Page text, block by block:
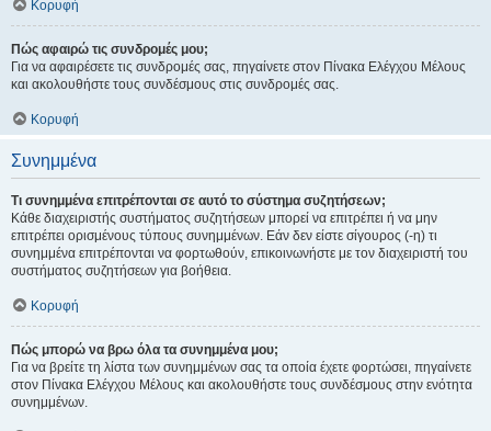
Κορυφή
Πώς αφαιρώ τις συνδρομές μου;
Για να αφαιρέσετε τις συνδρομές σας, πηγαίνετε στον Πίνακα Ελέγχου Μέλους
και ακολουθήστε τους συνδέσμους στις συνδρομές σας.
Κορυφή
Συνημμένα
Τι συνημμένα επιτρέπονται σε αυτό το σύστημα συζητήσεων;
Κάθε διαχειριστής συστήματος συζητήσεων μπορεί να επιτρέπει ή να μην
επιτρέπει ορισμένους τύπους συνημμένων. Εάν δεν είστε σίγουρος (-η) τι
συνημμένα επιτρέπονται να φορτωθούν, επικοινωνήστε με τον διαχειριστή του
συστήματος συζητήσεων για βοήθεια.
Κορυφή
Πώς μπορώ να βρω όλα τα συνημμένα μου;
Για να βρείτε τη λίστα των συνημμένων σας τα οποία έχετε φορτώσει, πηγαίνετε
στον Πίνακα Ελέγχου Μέλους και ακολουθήστε τους συνδέσμους στην ενότητα
συνημμένων.